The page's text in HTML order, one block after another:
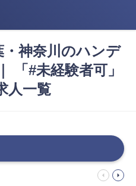
・神奈川のハンデ
「#未経験者可」
人一覧
arrow_left arrow_right